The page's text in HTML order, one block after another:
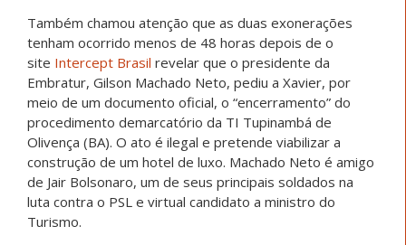
Também chamou atenção que as duas exonerações
tenham ocorrido menos de 48 horas depois de o
site Intercept Brasil revelar que o presidente da
Embratur, Gilson Machado Neto, pediu a Xavier, por
meio de um documento oficial, o “encerramento” do
procedimento demarcatório da TI Tupinambá de
Olivença (BA). O ato é ilegal e pretende viabilizar a
construção de um hotel de luxo. Machado Neto é amigo
de Jair Bolsonaro, um de seus principais soldados na
luta contra o PSL e virtual candidato a ministro do
Turismo.